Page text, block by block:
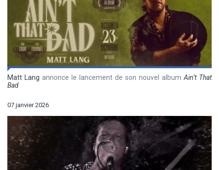
Matt Lang annonce le lancement de son nouvel albumAin’t That
Bad
07 janvier 2026